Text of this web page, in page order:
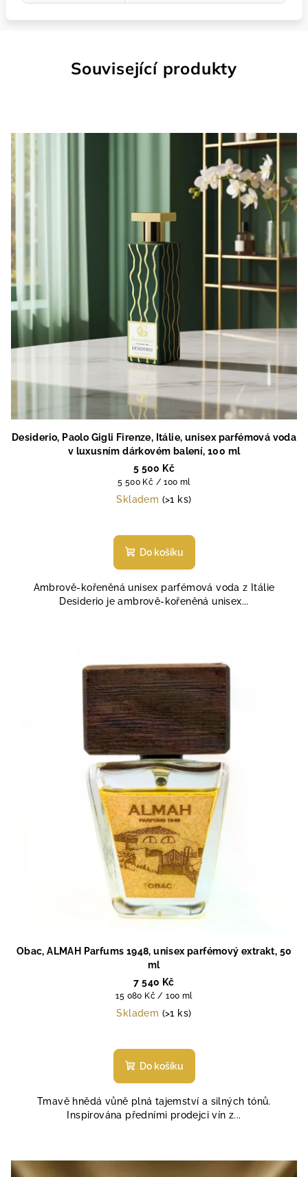
Související produkty
Desiderio, Paolo Gigli Firenze, Itálie, unisex parfémová voda
v luxusním dárkovém balení, 100 ml
5 500 Kč
Měrná
cena:
5 500 Kč / 100 ml
Skladem (>1 ks)
Do košíku
Ambrově-kořeněná unisex parfémová voda z Itálie
Desiderio je ambrově-kořeněná unisex...
Obac, ALMAH Parfums 1948, unisex parfémový extrakt, 50
ml
7 540 Kč
Měrná
cena:
15 080 Kč / 100 ml
Skladem (>1 ks)
Do košíku
Tmavě hnědá vůně plná tajemství a silných tónů.
Inspirována předními prodejci vín z...